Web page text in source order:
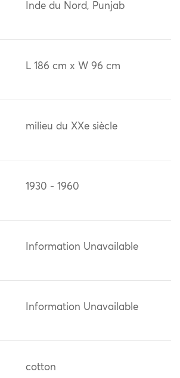
Inde du Nord, Punjab
L 186 cm x W 96 cm
milieu du XXe siècle
1930 - 1960
Information Unavailable
Information Unavailable
cotton